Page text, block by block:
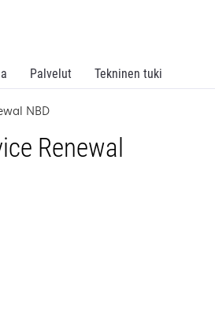
Palvelut Tekninen tuki
NBD
Renewal